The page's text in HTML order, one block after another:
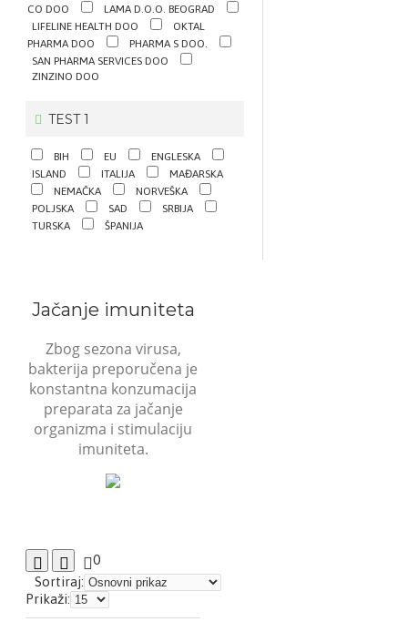
CO DOO
LAMA D.O.O. BEOGRAD
LIFELINE HEALTH DOO
OKTAL
PHARMA DOO
PHARMA S DOO.
SAN PHARMA SERVICES DOO
ZINZINO DOO
TEST 1
BIH EU
ENGLESKA
ISLAND
ITALIJA
MAĐARSKA
NEMAČKA
NORVEŠKA
POLJSKA
SAD
SRBIJA
TURSKA
ŠPANIJA
Jačanje imuniteta
Zbog sezona virusa,
bakterija preporučena je
konstantna konzumacija
preparata za jačanje
organizma i stimulaciju
imuniteta.
0
Sortiraj:
Prikaži: